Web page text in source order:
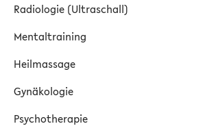
Radiologie (Ultraschall)
Mentaltraining
Heilmassage
Gynäkologie
Psychotherapie